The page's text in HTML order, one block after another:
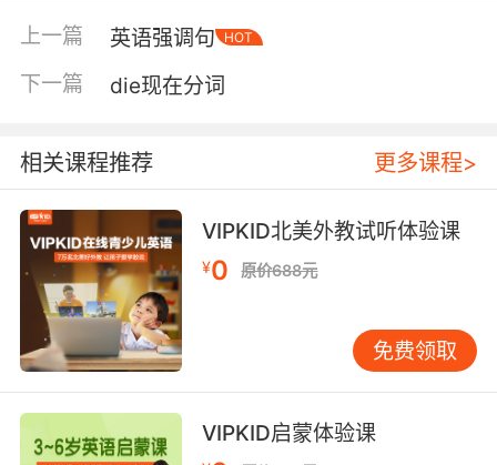
上一篇 英语强调句 HOT
下一篇 die现在分词
相关课程推荐 更多课程>
VIPKID北美外教试听体验课
¥0 原价688元
免费领取
VIPKID启蒙体验课